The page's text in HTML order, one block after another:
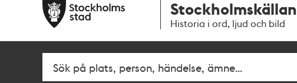
navigationen
huvudinnehållet
Stockholmskällan
Historia i ord, ljud och bild
Fritextsök